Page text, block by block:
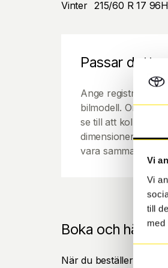
Vi
Vi
till
med
Vinter 215/60 R 17 96H
Passar detta
Ange
bilmodell. Om du
se till att kolla en
dimensioner.
vara samma
Boka och
När du beställer dina